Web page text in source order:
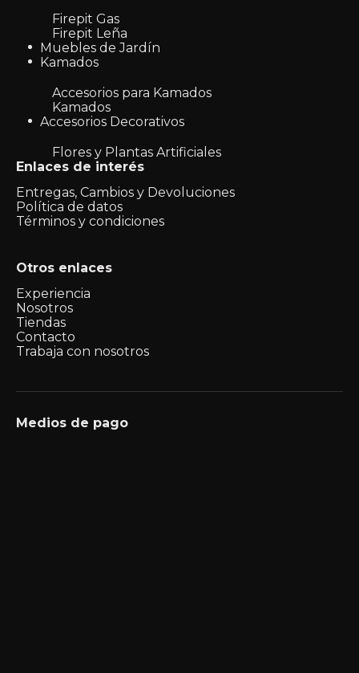
Firepit Gas
Firepit Leña
Muebles de Jardín
Kamados
Accesorios para Kamados
Kamados
Accesorios Decorativos
Flores y Plantas Artificiales
Enlaces de interés
Entregas, Cambios y Devoluciones
Política de datos
Términos y condiciones
Otros enlaces
Experiencia
Nosotros
Tiendas
Contacto
Trabaja con nosotros
Medios de pago